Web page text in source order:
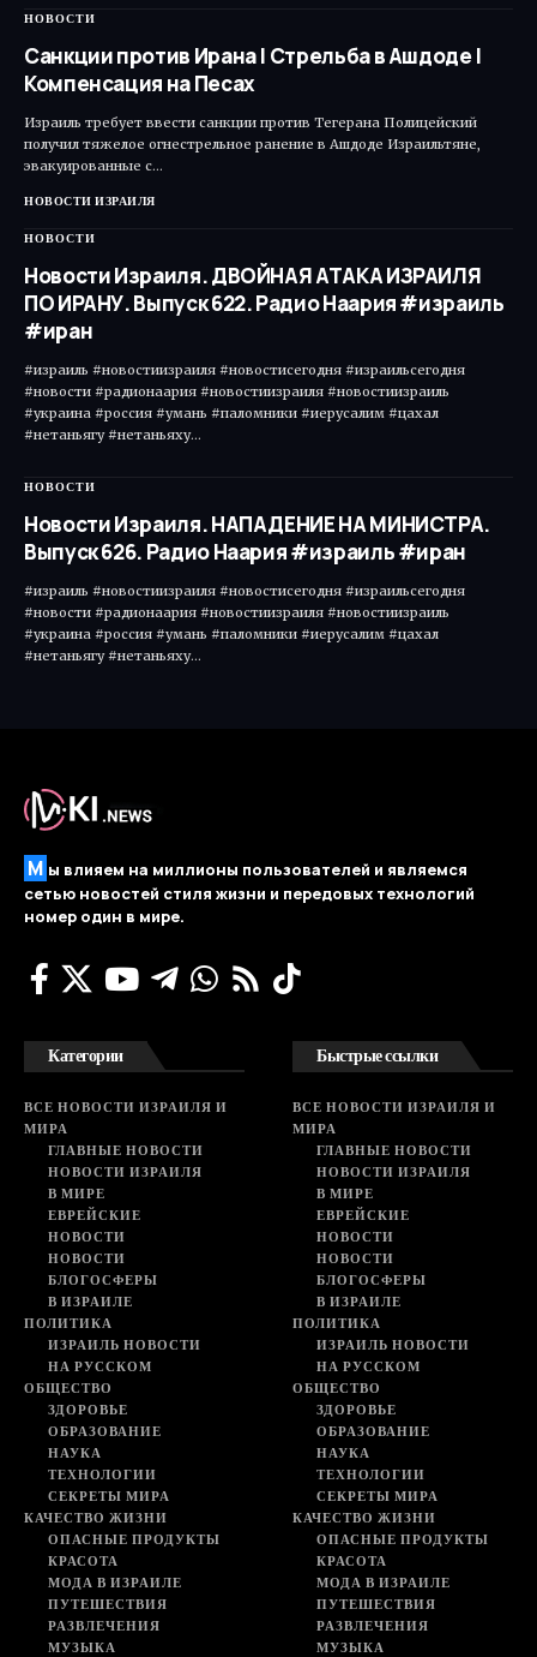
НОВОСТИ
Санкции против Ирана | Стрельба в Ашдоде |
Компенсация на Песах
Израиль требует ввести санкции против Тегерана Полицейский
получил тяжелое огнестрельное ранение в Ашдоде Израильтяне,
эвакуированные с…
НОВОСТИ ИЗРАИЛЯ
НОВОСТИ
Новости Израиля. ДВОЙНАЯ АТАКА ИЗРАИЛЯ
ПО ИРАНУ. Выпуск 622. Радио Наария #израиль
#иран
#израиль #новостиизраиля #новостисегодня #израильсегодня
#новости #радионаария #новостиизраиля #новостиизраиль
#украина #россия #умань #паломники #иерусалим #цахал
#нетаньягу #нетаньяху…
НОВОСТИ
Новости Израиля. НАПАДЕНИЕ НА МИНИСТРА.
Выпуск 626. Радио Наария #израиль #иран
#израиль #новостиизраиля #новостисегодня #израильсегодня
#новости #радионаария #новостиизраиля #новостиизраиль
#украина #россия #умань #паломники #иерусалим #цахал
#нетаньягу #нетаньяху…
М ы влияем на миллионы пользователей и являемся
сетью новостей стиля жизни и передовых технологий
номер один в мире.
Категории
ВСЕ НОВОСТИ ИЗРАИЛЯ И
МИРА
ГЛАВНЫЕ НОВОСТИ
НОВОСТИ ИЗРАИЛЯ
В МИРЕ
ЕВРЕЙСКИЕ
НОВОСТИ
НОВОСТИ
БЛОГОСФЕРЫ
В ИЗРАИЛЕ
ПОЛИТИКА
ИЗРАИЛЬ НОВОСТИ
НА РУССКОМ
ОБЩЕСТВО
ЗДОРОВЬЕ
ОБРАЗОВАНИЕ
НАУКА
ТЕХНОЛОГИИ
СЕКРЕТЫ МИРА
КАЧЕСТВО ЖИЗНИ
ОПАСНЫЕ ПРОДУКТЫ
КРАСОТА
МОДА В ИЗРАИЛЕ
ПУТЕШЕСТВИЯ
РАЗВЛЕЧЕНИЯ
МУЗЫКА
Быстрые ссылки
ВСЕ НОВОСТИ ИЗРАИЛЯ И
МИРА
ГЛАВНЫЕ НОВОСТИ
НОВОСТИ ИЗРАИЛЯ
В МИРЕ
ЕВРЕЙСКИЕ
НОВОСТИ
НОВОСТИ
БЛОГОСФЕРЫ
В ИЗРАИЛЕ
ПОЛИТИКА
ИЗРАИЛЬ НОВОСТИ
НА РУССКОМ
ОБЩЕСТВО
ЗДОРОВЬЕ
ОБРАЗОВАНИЕ
НАУКА
ТЕХНОЛОГИИ
СЕКРЕТЫ МИРА
КАЧЕСТВО ЖИЗНИ
ОПАСНЫЕ ПРОДУКТЫ
КРАСОТА
МОДА В ИЗРАИЛЕ
ПУТЕШЕСТВИЯ
РАЗВЛЕЧЕНИЯ
МУЗЫКА